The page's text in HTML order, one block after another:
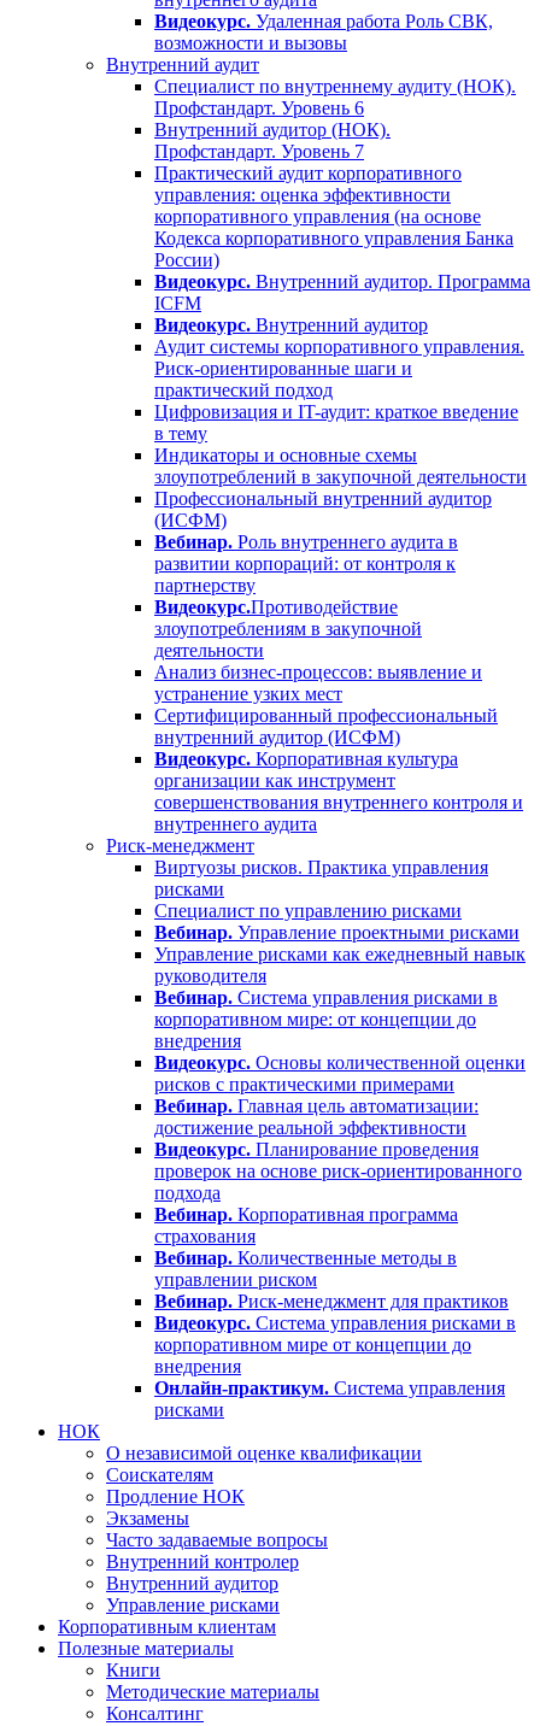
Видеокурс. Удаленная работа Роль СВК,
возможности и вызовы
Внутренний аудит
Специалист по внутреннему аудиту (НОК).
Профстандарт. Уровень 6
Внутренний аудитор (НОК).
Профстандарт. Уровень 7
Практический аудит корпоративного
управления: оценка эффективности
корпоративного управления (на основе
Кодекса корпоративного управления Банка
России)
Видеокурс. Внутренний аудитор. Программа
ICFM
Видеокурс. Внутренний аудитор
Аудит системы корпоративного управления.
Риск-ориентированные шаги и
практический подход
Цифровизация и IT-аудит: краткое введение
в тему
Индикаторы и основные схемы
злоупотреблений в закупочной деятельности
Профессиональный внутренний аудитор
(ИСФМ)
Вебинар. Роль внутреннего аудита в
развитии корпораций: от контроля к
партнерству
Видеокурс.Противодействие
злоупотреблениям в закупочной
деятельности
Анализ бизнес-процессов: выявление и
устранение узких мест
Сертифицированный профессиональный
внутренний аудитор (ИСФМ)
Видеокурс. Корпоративная культура
организации как инструмент
совершенствования внутреннего контроля и
внутреннего аудита
Риск-менеджмент
Виртуозы рисков. Практика управления
рисками
Специалист по управлению рисками
Вебинар. Управление проектными рисками
Управление рисками как ежедневный навык
руководителя
Вебинар. Система управления рисками в
корпоративном мире: от концепции до
внедрения
Видеокурс. Основы количественной оценки
рисков с практическими примерами
Вебинар. Главная цель автоматизации:
достижение реальной эффективности
Видеокурс. Планирование проведения
проверок на основе риск-ориентированного
подхода
Вебинар. Корпоративная программа
страхования
Вебинар. Количественные методы в
управлении риском
Вебинар. Риск-менеджмент для практиков
Видеокурс. Система управления рисками в
корпоративном мире от концепции до
внедрения
Онлайн-практикум. Система управления
рисками
НОК
О независимой оценке квалификации
Соискателям
Продление НОК
Экзамены
Часто задаваемые вопросы
Внутренний контролер
Внутренний аудитор
Управление рисками
Корпоративным клиентам
Полезные материалы
Книги
Методические материалы
Консалтинг